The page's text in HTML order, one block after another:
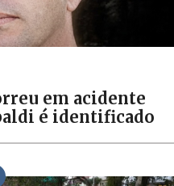
em acidente
é identificado